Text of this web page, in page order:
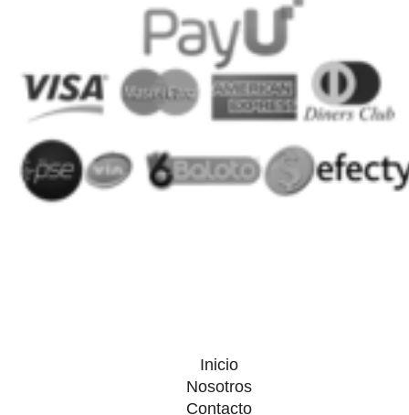
Inicio
Nosotros
Contacto